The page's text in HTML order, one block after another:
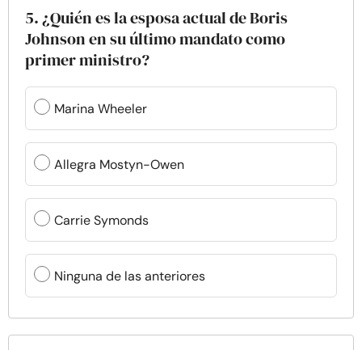
5. ¿Quién es la esposa actual de Boris
Johnson en su último mandato como
primer ministro?
Marina Wheeler
Allegra Mostyn-Owen
Carrie Symonds
Ninguna de las anteriores